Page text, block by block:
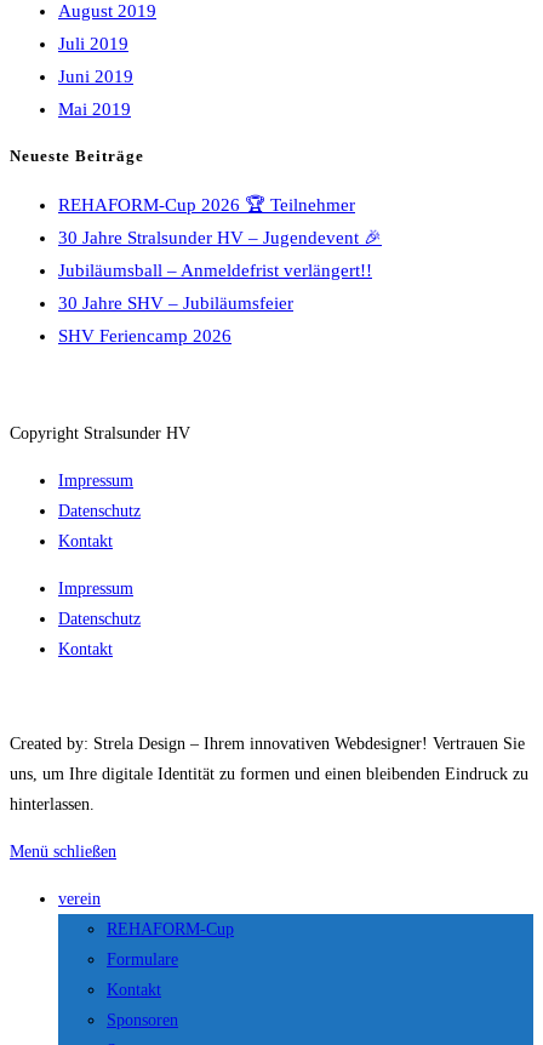
August 2019
Juli 2019
Juni 2019
Mai 2019
Neueste Beiträge
REHAFORM-Cup 2026 🏆 Teilnehmer
30 Jahre Stralsunder HV – Jugendevent 🎉
Jubiläumsball – Anmeldefrist verlängert!!
30 Jahre SHV – Jubiläumsfeier
SHV Feriencamp 2026
Copyright Stralsunder HV
Impressum
Datenschutz
Kontakt
Impressum
Datenschutz
Kontakt
Created by: Strela Design – Ihrem innovativen Webdesigner! Vertrauen Sie
uns, um Ihre digitale Identität zu formen und einen bleibenden Eindruck zu
hinterlassen.
Menü schließen
verein
REHAFORM-Cup
Formulare
Kontakt
Sponsoren